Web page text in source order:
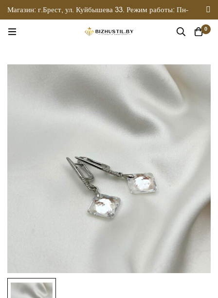
Магазин: г.Брест, ул. Куйбышева 33. Режим работы: Пн-
Вс 10.00 - 19.00
+375-33-635-14-14
0